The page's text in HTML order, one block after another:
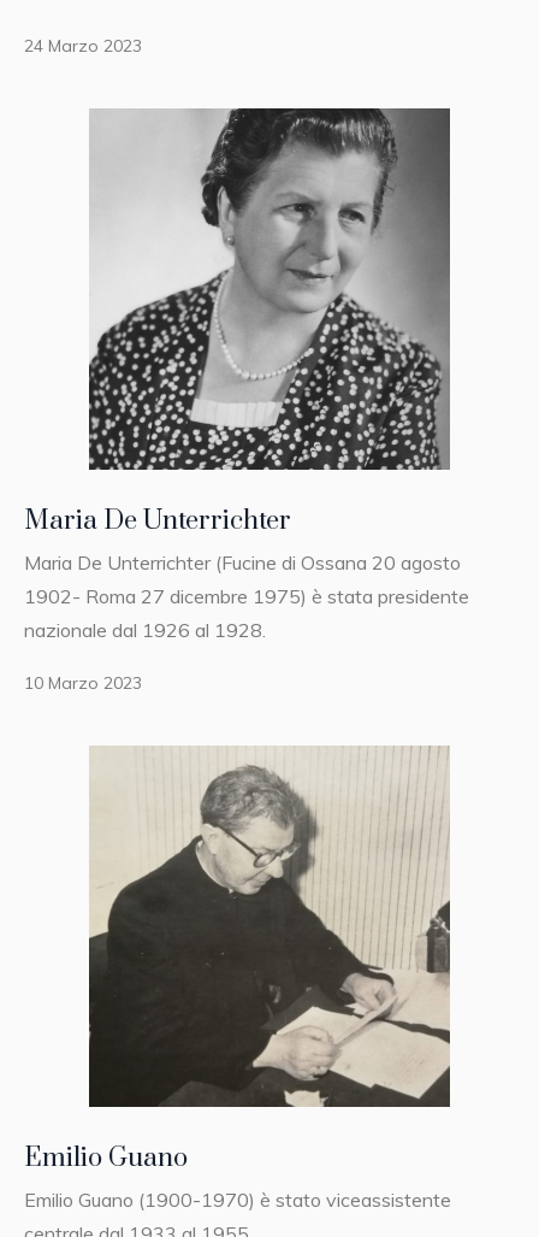
24 Marzo 2023
Maria De Unterrichter
Maria De Unterrichter (Fucine di Ossana 20 agosto
1902- Roma 27 dicembre 1975) è stata presidente
nazionale dal 1926 al 1928.
10 Marzo 2023
Emilio Guano
Emilio Guano (1900-1970) è stato viceassistente